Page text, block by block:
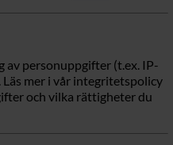
av personuppgifter (t.ex. IP-
mer i vår integritetspolicy
och vilka rättigheter du